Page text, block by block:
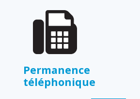
Permanence
téléphonique